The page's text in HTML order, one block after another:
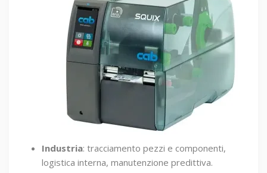
Industria: tracciamento pezzi e componenti,
logistica interna, manutenzione predittiva.